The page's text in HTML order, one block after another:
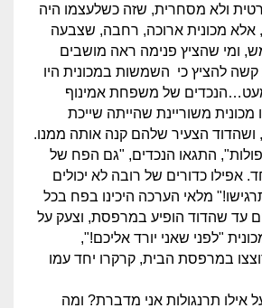
ולא מסחרית, שזה כשלעצמו היה
אלא מכונית ארוכה, רחבה, שצבעה
ומי שהציץ פנימה ראה מושבים
להציץ כי השמשות במכונית היו
של משפחת אמינוף
מכונית משוריינת שהייתה שייכת
ושהדוד הצעיר שלהם קנה אותה ממנו.
התגאו הנכדים, "גם הפח של
אפילו כדורים של רובה לא יכולים
מלאי הערכה היכינו בפח בכל
עד שהדוד הופיע במרפסת, וצעק על
"לפני שאני יורד אליכם!",
במרפסת הבית, קרקרו יחד עמו
אילו תרנגולות אני מדברת? ומה